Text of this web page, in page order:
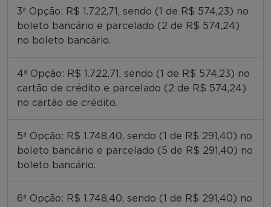
3ª Opção: R$ 1.722,71, sendo (1 de R$ 574,23) no
boleto bancário e parcelado (2 de R$ 574,24)
no boleto bancário.
4ª Opção: R$ 1.722,71, sendo (1 de R$ 574,23) no
cartão de crédito e parcelado (2 de R$ 574,24)
no cartão de crédito.
5ª Opção: R$ 1.748,40, sendo (1 de R$ 291,40) no
boleto bancário e parcelado (5 de R$ 291,40) no
boleto bancário.
6ª Opção: R$ 1.748,40, sendo (1 de R$ 291,40) no